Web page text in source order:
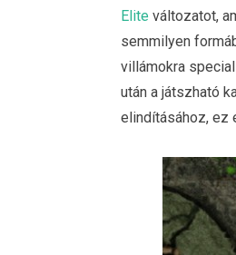
Elite változatot,
semmilyen
villámokra
után a játszható
elindításához, ez